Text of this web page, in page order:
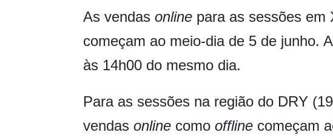
As vendas online para as sessões em
começam ao meio-dia de 5 de junho.
às 14h00 do mesmo dia.
Para as sessões na região do DRY
vendas online como offline começam